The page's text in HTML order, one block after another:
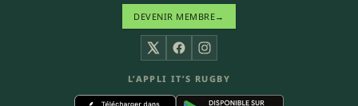
DEVENIR MEMBRE→
X FacebookInstagram
L’APPLI IT’S RUGBY